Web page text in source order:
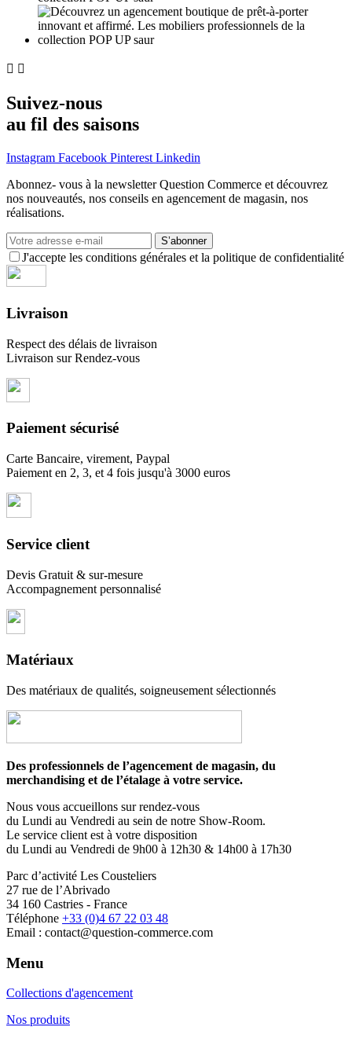
 
Suivez-nous
au fil des saisons
Instagram Facebook Pinterest Linkedin
Abonnez- vous à la newsletter Question Commerce et découvrez
nos nouveautés, nos conseils en agencement de magasin, nos
réalisations.
S’abonner
J'accepte les conditions générales et la politique de confidentialité
Livraison
Respect des délais de livraison
Livraison sur Rendez-vous
Paiement sécurisé
Carte Bancaire, virement, Paypal
Paiement en 2, 3, et 4 fois jusqu'à 3000 euros
Service client
Devis Gratuit & sur-mesure
Accompagnement personnalisé
Matériaux
Des matériaux de qualités, soigneusement sélectionnés
Des professionnels de l’agencement de magasin, du
merchandising et de l’étalage à votre service.
Nous vous accueillons sur rendez-vous
du Lundi au Vendredi au sein de notre Show-Room.
Le service client est à votre disposition
du Lundi au Vendredi de 9h00 à 12h30 & 14h00 à 17h30
Parc d’activité Les Cousteliers
27 rue de l’Abrivado
34 160 Castries - France
Téléphone +33 (0)4 67 22 03 48
Email : contact@question-commerce.com
Menu
Collections d'agencement
Nos produits